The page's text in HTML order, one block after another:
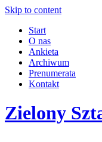
Skip to content
Start
O nas
Ankieta
Archiwum
Prenumerata
Kontakt
Zielony